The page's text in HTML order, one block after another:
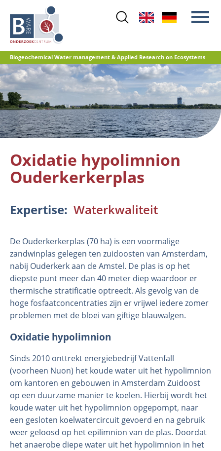
main
content
Biogeochemical Water management & Applied Research on Ecosystems
Main
menuStikstof
Waterkwaliteit
Herstelbeheer
Natuurontwikkeling
Referentiedatabase GRIP
Organisatie
Medewerkers
Laboratorium
Veld- en laboratoriumexperimenten
Veldwerkzaamheden
Oxidatie hypolimnion
Ouderkerkerplas
Expertise Waterkwaliteit
De Ouderkerkerplas (70 ha) is een voormalige
zandwinplas gelegen ten zuidoosten van Amsterdam,
nabij Ouderkerk aan de Amstel. De plas is op het
diepste punt meer dan 40 meter diep waardoor er
thermische stratificatie optreedt. Als gevolg van de
hoge fosfaatconcentraties zijn er vrijwel iedere zomer
problemen met de bloei van giftige blauwalgen.
Oxidatie hypolimnion
Sinds 2010 onttrekt energiebedrijf Vattenfall
(voorheen Nuon) het koude water uit het hypolimnion
om kantoren en gebouwen in Amsterdam Zuidoost
op een duurzame manier te koelen. Hierbij wordt het
koude water uit het hypolimnion opgepompt, naar
een gesloten koelwatercircuit gevoerd en na gebruik
weer geloosd op het epilimnion van de plas. Doordat
het anaerobe diepe water uit het hypolimnion in het